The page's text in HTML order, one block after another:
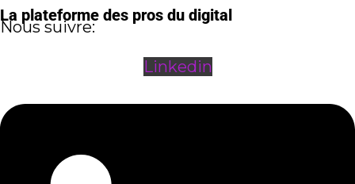
La plateforme des pros du digital
Nous suivre:
Linkedin